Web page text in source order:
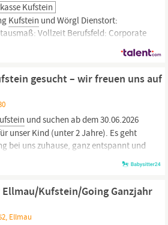
Kufstein
Kufstein und Wörgl Dienstort:
Vollzeit Berufsfeld: Corporate
Freizeit und Sport
Sparkasse
gesucht – wir freuen uns auf
und suchen ab dem 30.06.2026
unser Kind (unter 2 Jahre). Es geht
bei uns zuhause, ganz entspannt und
finden Sie die Infos zu den Zeiten
können Sie sich gut orientieren. Uns
Kufstein/Going Ganzjahr
Ellmau